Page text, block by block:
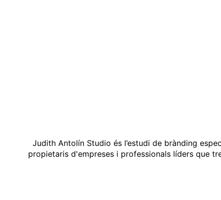
Judith Antolín Studio és l’estudi de brànding
propietaris d'empreses i professionals líders que